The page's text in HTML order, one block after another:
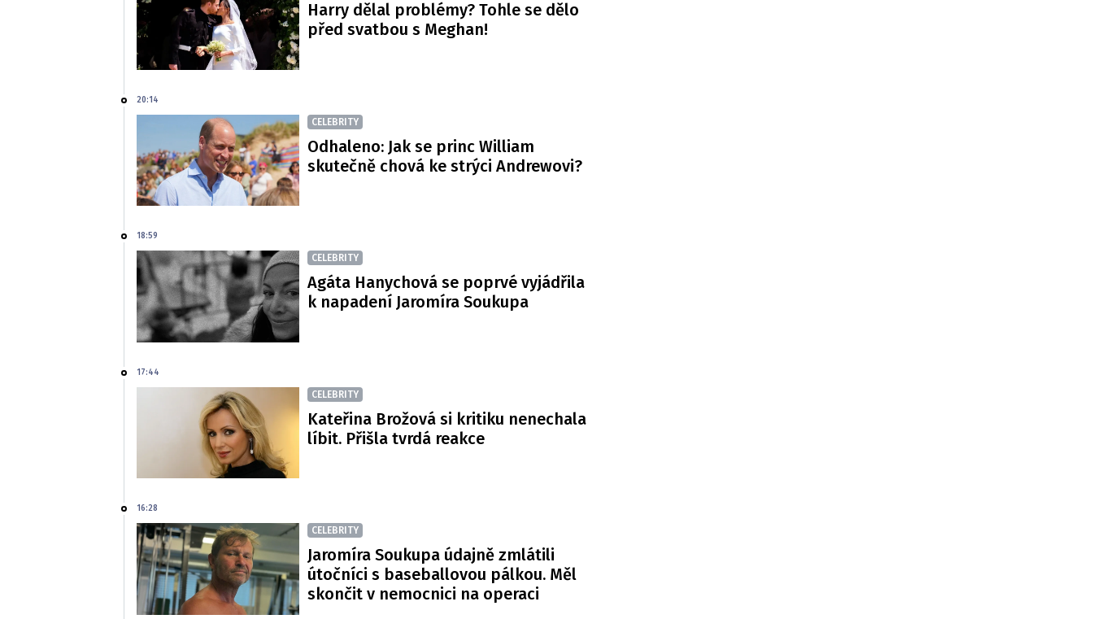
Harry dělal problémy? Tohle se dělo
před svatbou s Meghan!
20:14
CELEBRITY
Odhaleno: Jak se princ William
skutečně chová ke strýci Andrewovi?
18:59
CELEBRITY
Agáta Hanychová se poprvé vyjádřila
k napadení Jaromíra Soukupa
17:44
CELEBRITY
Kateřina Brožová si kritiku nenechala
líbit. Přišla tvrdá reakce
16:28
CELEBRITY
Jaromíra Soukupa údajně zmlátili
útočníci s baseballovou pálkou. Měl
skončit v nemocnici na operaci